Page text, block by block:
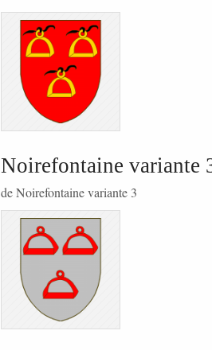
Noirefontaine variante
de Noirefontaine variante 3